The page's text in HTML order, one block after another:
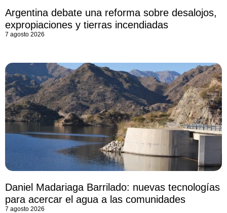
Argentina debate una reforma sobre desalojos,
expropiaciones y tierras incendiadas
7 agosto 2026
Daniel Madariaga Barrilado: nuevas tecnologías
para acercar el agua a las comunidades
7 agosto 2026